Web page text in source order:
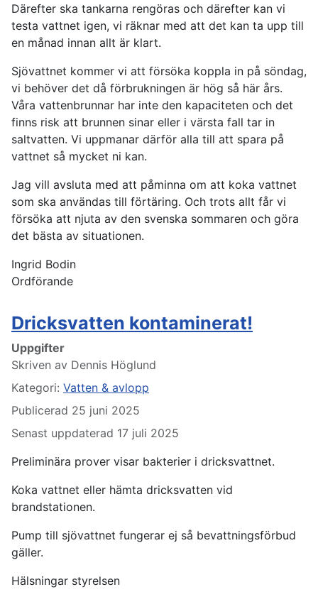
Därefter ska tankarna rengöras och därefter kan vi
testa vattnet igen, vi räknar med att det kan ta upp till
en månad innan allt är klart.
Sjövattnet kommer vi att försöka koppla in på söndag,
vi behöver det då förbrukningen är hög så här års.
Våra vattenbrunnar har inte den kapaciteten och det
finns risk att brunnen sinar eller i värsta fall tar in
saltvatten. Vi uppmanar därför alla till att spara på
vattnet så mycket ni kan.
Jag vill avsluta med att påminna om att koka vattnet
som ska användas till förtäring. Och trots allt får vi
försöka att njuta av den svenska sommaren och göra
det bästa av situationen.
Ingrid Bodin
Ordförande
Dricksvatten kontaminerat!
Uppgifter
Skriven av Dennis Höglund
Kategori: Vatten & avlopp
Publicerad 25 juni 2025
Senast uppdaterad 17 juli 2025
Preliminära prover visar bakterier i dricksvattnet.
Koka vattnet eller hämta dricksvatten vid
brandstationen.
Pump till sjövattnet fungerar ej så bevattningsförbud
gäller.
Hälsningar styrelsen